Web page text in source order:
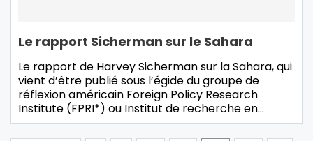
Le rapport Sicherman sur le Sahara
Le rapport de Harvey Sicherman sur la Sahara, qui
vient d’être publié sous l’égide du groupe de
réflexion américain Foreign Policy Research
Institute (FPRI*) ou Institut de recherche en…